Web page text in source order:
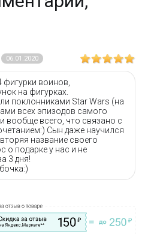
3000 рублей;
скрытых платежей;
10% для постоянных
каждый месяц;
и другие игрушки по
раздел: ?
06.01.2020
воинов,
на фигурках.
поклонниками Star Wars (на
всех эпизодов самого
вообще всего, что связано с
Сын даже научился
название своего
подарке у нас и не
3 дня!